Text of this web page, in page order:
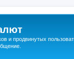
и продвинутых